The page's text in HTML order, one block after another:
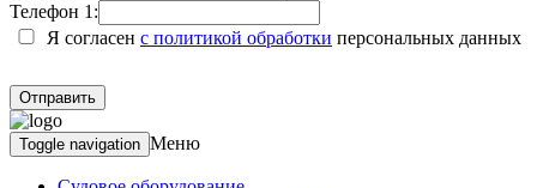
Телефон 1:
Я согласен с политикой обработки персональных данных
Toggle navigation Меню